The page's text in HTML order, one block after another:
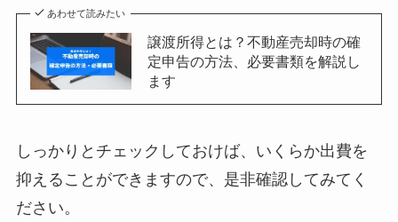
あわせて読みたい
譲渡所得とは？不動産売却時の確
定申告の方法、必要書類を解説し
ます
しっかりとチェックしておけば、いくらか出費を
抑えることができますので、是非確認してみてく
ださい。